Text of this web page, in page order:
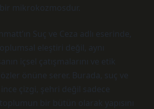
mikrokozmosdur.
Suç ve Ceza adlı eserinde,
eleştiri değil, aynı
içsel çatışmalarını ve etik
önüne serer. Burada, suç ve
çizgi, şehri değil sadece
bir bütün olarak yapısını